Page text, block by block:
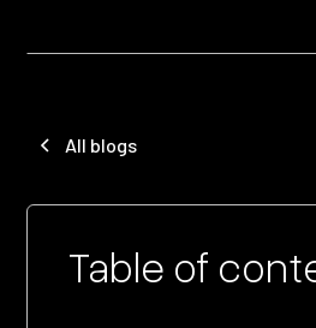
All blogs
Table of